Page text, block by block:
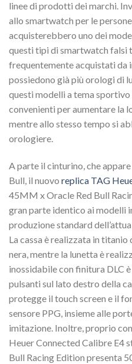
linee di prodotti dei marchi.
allo smartwatch per le
acquisterebbero uno dei
questi tipi di smartwatch falsi
frequentemente acquistati da
possiedono già più orologi di
questi modelli a tema
convenienti per aumentare la
mentre allo stesso tempo si
orologiere.
A parte il cinturino, che
Bull, il nuovo replica TAG
45MM x Oracle Red Bull
gran parte identico ai modelli
produzione standard
La cassa è realizzata in
nera, mentre la lunetta è
inossidabile con finitura DLC
pulsanti sul lato destro della
protegge il touch screen e il
sensore PPG, insieme alle
imitazione. Inoltre, proprio
Heuer Connected Calibre E4
Bull Racing Edition presenta